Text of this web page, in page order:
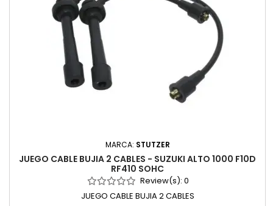
MARCA: STUTZER
JUEGO CABLE BUJIA 2 CABLES - SUZUKI ALTO 1000 F10D
RF410 SOHC
Review(s): 0
JUEGO CABLE BUJIA 2 CABLES